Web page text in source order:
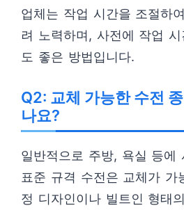
업체는 작업 시간을 조절하
려 노력하며, 사전에 작업
도 좋은 방법입니다.
Q2: 교체 가능한 수전
나요?
일반적으로 주방, 욕실 등에
표준 규격 수전은 교체가 가
정 디자인이나 빌트인 형태